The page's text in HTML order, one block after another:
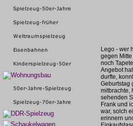
Lego - wer
gegen
noch
Angebot
durfte,
Geburtstag
mitbrachte,
sehenden
Frank und
war, solch
erinnern